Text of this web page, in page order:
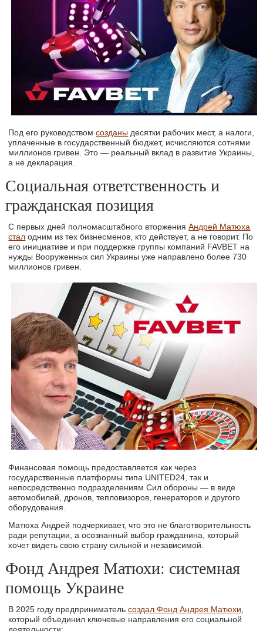
Под его руководствомсозданы десятки рабочих мест, а налоги,
уплаченные в государственный бюджет, исчисляются сотнями
миллионов гривен. Это — реальный вклад в развитие Украины,
а не декларация.
Социальная ответственность и
гражданская позиция
С первых дней полномасштабного вторженияАндрей Матюха
стал одним из тех бизнесменов, кто действует, а не говорит. По
его инициативе и при поддержке группы компаний FAVBET на
нужды Вооруженных сил Украины уже направлено более 730
миллионов гривен.
Финансовая помощь предоставляется как через
государственные платформы типа UNITED24, так и
непосредственно подразделениям Сил обороны — в виде
автомобилей, дронов, тепловизоров, генераторов и другого
оборудования.
Матюха Андрей подчеркивает, что это не благотворительность
ради репутации, а осознанный выбор гражданина, который
хочет видеть свою страну сильной и независимой.
Фонд Андрея Матюхи: системная
помощь Украине
В 2025 году предпринимательсоздал Фонд Андрея Матюхи
который объединил ключевые направления его социальной
деятельности: